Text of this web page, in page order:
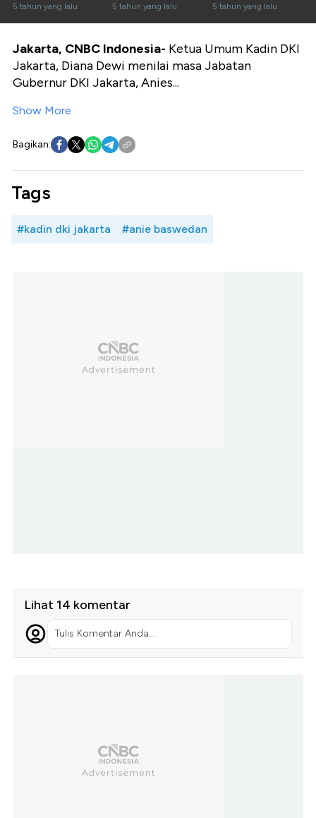
Malam
5 tahun yang lalu
Mudik
5 tahun yang lalu
Stimulus Pandemi
5 tahun yang lalu
Jakarta, CNBC Indonesia- Ketua Umum Kadin DKI
Jakarta, Diana Dewi menilai masa Jabatan
Gubernur DKI Jakarta, Anies...
Show More
Bagikan:
Tags
#kadin dki jakarta #anie baswedan
Lihat 14 komentar
Tulis Komentar Anda...